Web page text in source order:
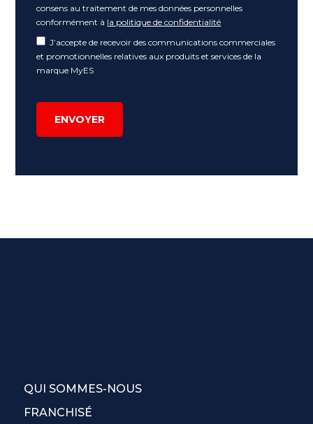
consens au traitement de mes données personnelles
conformément à la politique de confidentialité
J’accepte de recevoir des communications commerciales
et promotionnelles relatives aux produits et services de la
marque MyES
ENVOYER
QUI SOMMES-NOUS
FRANCHISÉ